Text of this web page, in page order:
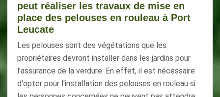
peut réaliser les travaux de mise en
place des pelouses en rouleau à Port
Leucate
Les pelouses sont des végétations que les
propriétaires devront installer dans les jardins pour
l'assurance de la verdure. En effet, il est nécessaire
d'opter pour l'installation des pelouses en rouleau si